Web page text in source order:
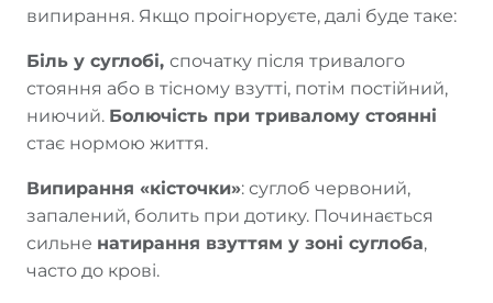
випирання. Якщо проігноруєте, далі буде таке:
Біль у суглобі, спочатку після тривалого
стояння або в тісному взутті, потім постійний,
ниючий. Болючість при тривалому стоянні
стає нормою життя.
Випирання «кісточки»: суглоб червоний,
запалений, болить при дотику. Починається
сильне натирання взуттям у зоні суглоба,
часто до крові.